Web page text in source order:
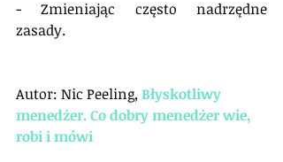
- Zmieniając często nadrzędne
zasady.
Autor: Nic Peeling, Błyskotliwy
menedżer. Co dobry menedżer wie,
robi i mówi